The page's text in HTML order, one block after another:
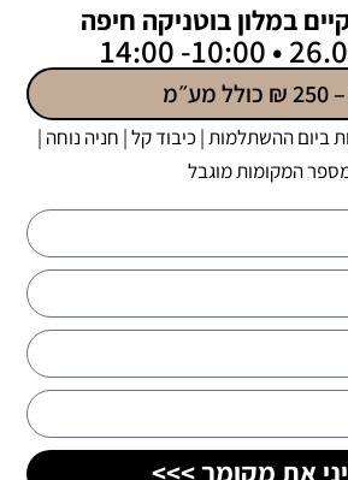
במלון בוטניקה חיפה
ביום ההשתלמות | כיבוד קל | חניה נוחה |
המקומות מוגבל